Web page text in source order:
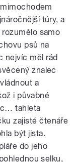
túry, a
samo
psů na
nejvíc měl rád
znalec
a
i půvabné
tahleta
zajisté čtenáře
být jista.
do jeho
selku,